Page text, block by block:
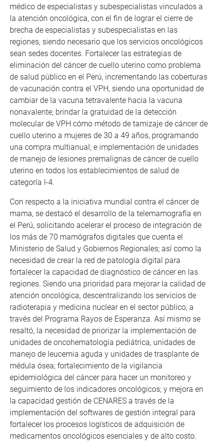
médico de especialistas y subespecialistas vinculados a
la atención oncológica, con el fin de lograr el cierre de
brecha de especialistas y subespecialistas en las
regiones, siendo necesario que los servicios oncológicos
sean sedes docentes. Fortalecer las estrategias de
eliminación del cáncer de cuello uterino como problema
de salud público en el Perú, incrementando las coberturas
de vacunación contra el VPH, siendo una oportunidad de
cambiar de la vacuna tetravalente hacia la vacuna
nonavalente; brindar la gratuidad de la detección
molecular de VPH cómo método de tamizaje de cáncer de
cuello uterino a mujeres de 30 a 49 años, programando
una compra multianual; e implementación de unidades
de manejo de lesiones premalignas de cáncer de cuello
uterino en todos los establecimientos de salud de
categoría I-4.
Con respecto a la iniciativa mundial contra el cáncer de
mama, se destacó el desarrollo de la telemamografía en
el Perú, solicitando acelerar el proceso de integración de
los más de 70 mamógrafos digitales que cuenta el
Ministerio de Salud y Gobiernos Regionales; así como la
necesidad de crear la red de patología digital para
fortalecer la capacidad de diagnóstico de cáncer en las
regiones. Siendo una prioridad para mejorar la calidad de
atención oncológica, descentralizando los servicios de
radioterapia y medicina nuclear en el sector público, a
través del Programa Rayos de Esperanza. Así mismo se
resaltó, la necesidad de priorizar la implementación de
unidades de oncohematología pediátrica, unidades de
manejo de leucemia aguda y unidades de trasplante de
médula ósea; fortalecimiento de la vigilancia
epidemiológica del cáncer para hacer un monitoreo y
seguimiento de los indicadores oncológicos; y mejora en
la capacidad gestión de CENARES a través de la
implementación del softwares de gestión integral para
fortalecer los procesos logísticos de adquisición de
medicamentos oncológicos esenciales y de alto costo.